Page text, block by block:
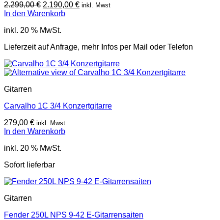
2.299,00€ Ursprünglicher
Preis
2.299,00 €
2.190,00 €Aktueller
inkl. Mwst
In den Warenkorb
inkl. 20 % MwSt.
Lieferzeit auf Anfrage, mehr Infos per Mail oder Telefon
Gitarren
Carvalho 1C 3/4 Konzertgitarre
279,00 € inkl. Mwst
In den Warenkorb
inkl. 20 % MwSt.
Sofort lieferbar
Gitarren
Fender 250L NPS 9-42 E-Gitarrensaiten